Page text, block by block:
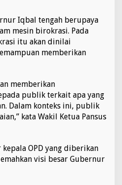
Iqbal tengah berupaya
mesin birokrasi. Pada
itu akan dinilai
memberikan
memberikan
publik terkait apa yang
Dalam konteks ini, publik
kata Wakil Ketua Pansus
OPD yang diberikan
visi besar Gubernur